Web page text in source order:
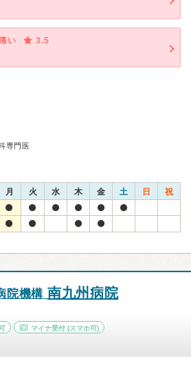
い
3.5
専門医
月 火 水 木 金 土 日 祝
院機構 南九州病院
マイナ受付 (スマホ可)